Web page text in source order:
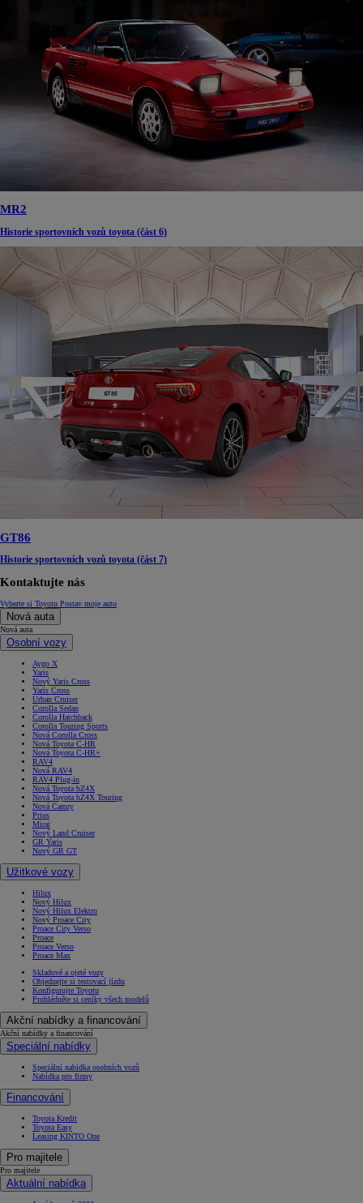
MR2
Historie sportovních vozů toyota (část 6)
GT86
Historie sportovních vozů toyota (část 7)
Kontaktujte nás
Vyberte si Toyotu Postav moje auto
Nová auta
Nová auta
Osobní vozy
Aygo X
Yaris
Nový Yaris Cross
Yaris Cross
Urban Cruiser
Corolla Sedan
Corolla Hatchback
Corolla Touring Sports
Nová Corolla Cross
Nová Toyota C-HR
Nová Toyota C-HR+
RAV4
Nová RAV4
RAV4 Plug-in
Nová Toyota bZ4X
Nová Toyota bZ4X Touring
Nová Camry
Prius
Mirai
Nový Land Cruiser
GR Yaris
Nový GR GT
Užitkové vozy
Hilux
Nový Hilux
Nový Hilux Elektro
Nový Proace City
Proace City Verso
Proace
Proace Verso
Proace Max
Skladové a ojeté vozy
Objednejte si testovací jízdu
Konfigurujte Toyotu
Prohlédněte si ceníky všech modelů
Akční nabídky a financování
Akční nabídky a financování
Speciální nabídky
Speciální nabídka osobních vozů
Nabídka pro firmy
Financování
Toyota Kredit
Toyota Easy
Leasing KINTO One
Pro majitele
Pro majitele
Aktuální nabídka